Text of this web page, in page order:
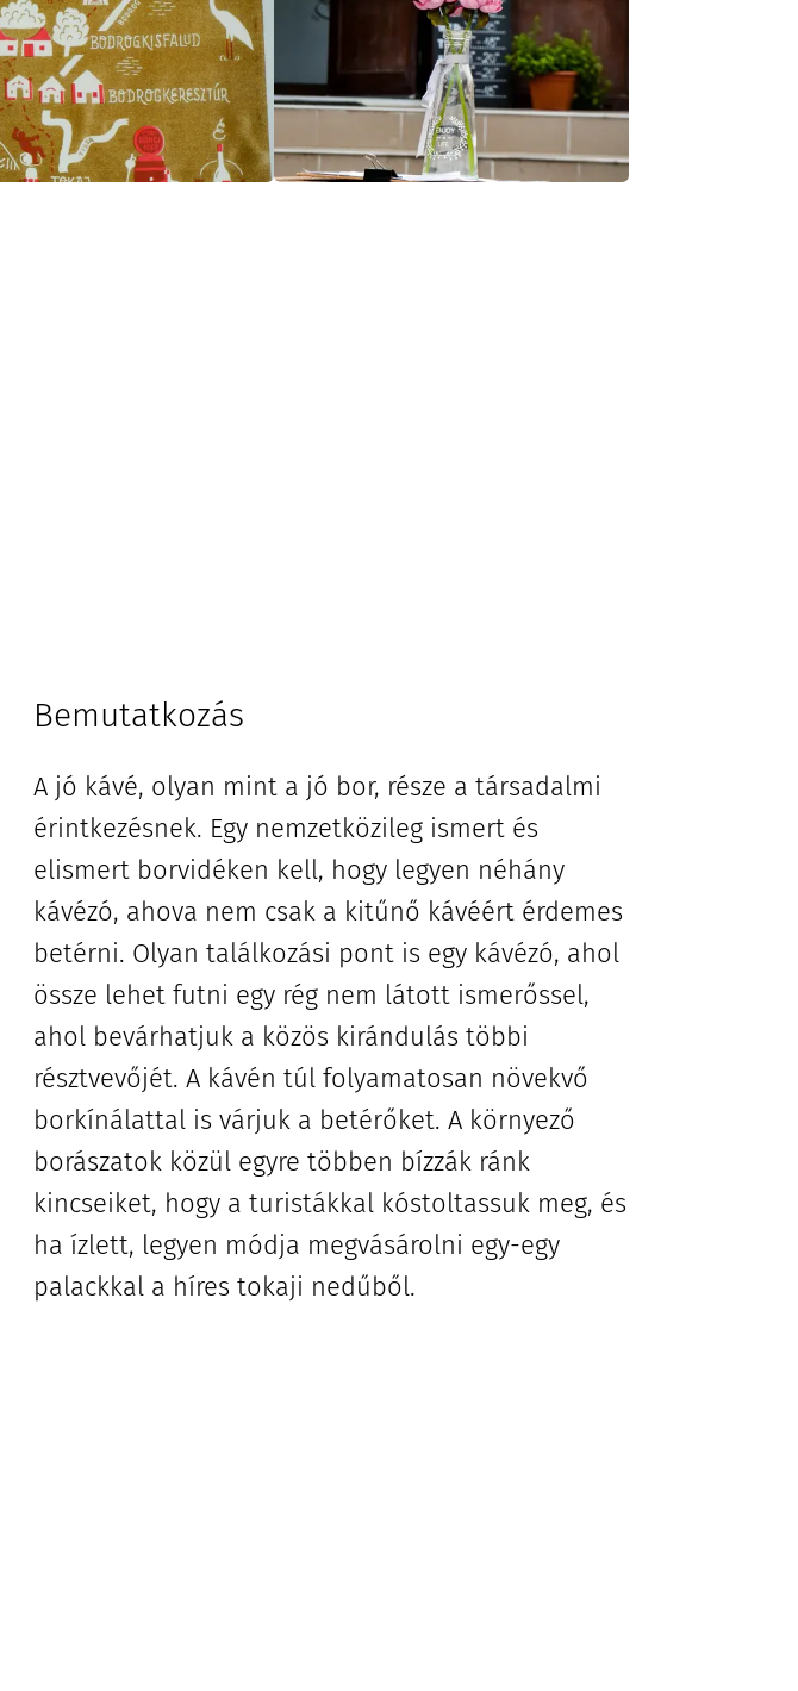
Bemutatkozás
A jó kávé, olyan mint a jó bor, része a társadalmi
érintkezésnek. Egy nemzetközileg ismert és
elismert borvidéken kell, hogy legyen néhány
kávézó, ahova nem csak a kitűnő kávéért érdemes
betérni. Olyan találkozási pont is egy kávézó, ahol
össze lehet futni egy rég nem látott ismerőssel,
ahol bevárhatjuk a közös kirándulás többi
résztvevőjét. A kávén túl folyamatosan növekvő
borkínálattal is várjuk a betérőket. A környező
borászatok közül egyre többen bízzák ránk
kincseiket, hogy a turistákkal kóstoltassuk meg, és
ha ízlett, legyen módja megvásárolni egy-egy
palackkal a híres tokaji nedűből.